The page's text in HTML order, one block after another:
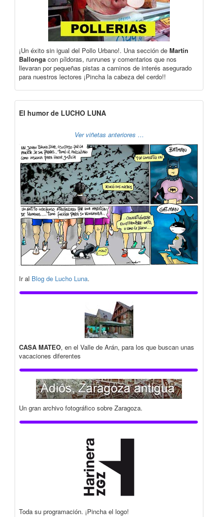
¡Un éxito sin igual del Pollo Urbano!. Una sección de Martín
Ballonga con píldoras, runrunes y comentarios que nos
llevaran por pequeñas pistas a caminos de interés asegurado
para nuestros lectores ¡Pincha la cabeza del cerdo!!
El humor de LUCHO LUNA
Ver viñetas anteriores …
Ir al Blog de Lucho Luna.
CASA MATEO, en el Valle de Arán, para los que buscan unas
vacaciones diferentes
Un gran archivo fotográfico sobre Zaragoza.
Toda su programación. ¡Pincha el logo!